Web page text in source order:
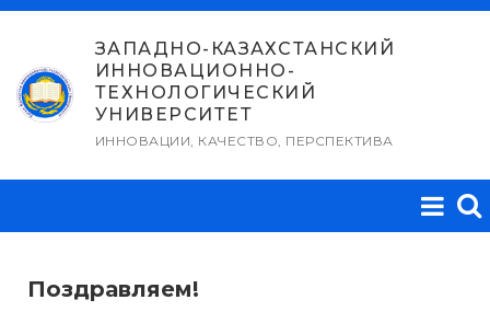
Перейти
содержимому
ЗАПАДНО-КАЗАХСТАНСКИЙ
ИННОВАЦИОННО-
ТЕХНОЛОГИЧЕСКИЙ
УНИВЕРСИТЕТ
ИННОВАЦИИ, КАЧЕСТВО, ПЕРСПЕКТИВА
Поздравляем!